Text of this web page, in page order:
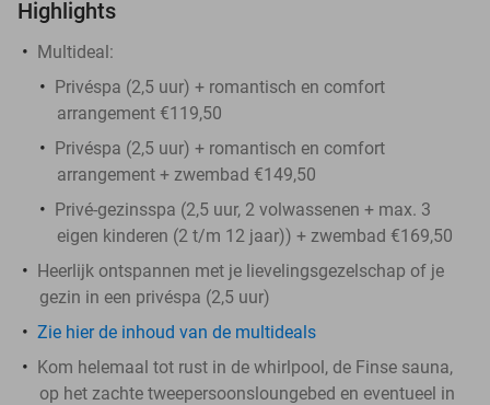
Highlights
Multideal:
Privéspa (2,5 uur) + romantisch en comfort
arrangement €119,50
Privéspa (2,5 uur) + romantisch en comfort
arrangement + zwembad €149,50
Privé-gezinsspa (2,5 uur, 2 volwassenen + max. 3
eigen kinderen (2 t/m 12 jaar)) + zwembad €169,50
Heerlijk ontspannen met je lievelingsgezelschap of je
gezin in een privéspa (2,5 uur)
Zie hier de inhoud van de multideals
Kom helemaal tot rust in de whirlpool, de Finse sauna,
op het zachte tweepersoonsloungebed en eventueel in